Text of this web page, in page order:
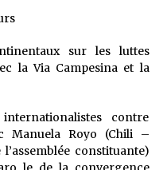
sur les luttes
la Via Campesina et la
contre
Manuela Royo (Chili –
constituante)